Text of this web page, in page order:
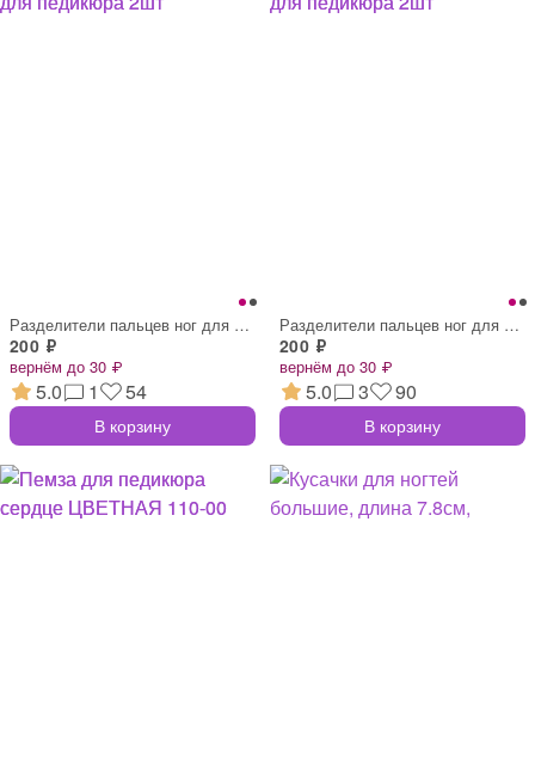
Разделители пальцев ног для педикюра 2шт
200 ₽
вернём до 30 ₽
5.0 1 54
В корзину
Разделители пальцев ног для педикюра 2шт
200 ₽
вернём до 30 ₽
5.0 3 90
В корзину